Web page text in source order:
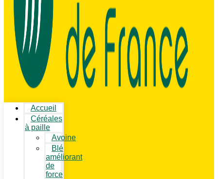
Accueil
Céréales
à paille
Avoine
Blé
améliorant
de
force